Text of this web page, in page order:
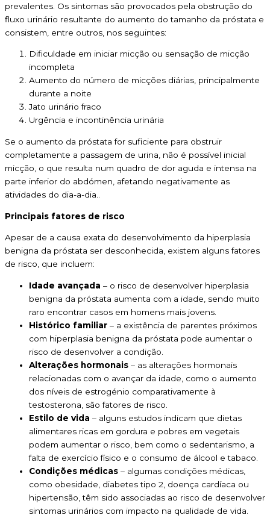
prevalentes. Os sintomas são provocados pela obstrução do
fluxo urinário resultante do aumento do tamanho da próstata e
consistem, entre outros, nos seguintes:
Dificuldade em iniciar micção ou sensação de micção
incompleta
Aumento do número de micções diárias, principalmente
durante a noite
Jato urinário fraco
Urgência e incontinência urinária
Se o aumento da próstata for suficiente para obstruir
completamente a passagem de urina, não é possível inicial
micção, o que resulta num quadro de dor aguda e intensa na
parte inferior do abdómen, afetando negativamente as
atividades do dia-a-dia..
Principais fatores de risco
Apesar de a causa exata do desenvolvimento da hiperplasia
benigna da próstata ser desconhecida, existem alguns fatores
de risco, que incluem:
Idade avançada – o risco de desenvolver hiperplasia
benigna da próstata aumenta com a idade, sendo muito
raro encontrar casos em homens mais jovens.
Histórico familiar – a existência de parentes próximos
com hiperplasia benigna da próstata pode aumentar o
risco de desenvolver a condição.
Alterações hormonais – as alterações hormonais
relacionadas com o avançar da idade, como o aumento
dos níveis de estrogénio comparativamente à
testosterona, são fatores de risco.
Estilo de vida – alguns estudos indicam que dietas
alimentares ricas em gordura e pobres em vegetais
podem aumentar o risco, bem como o sedentarismo, a
falta de exercício físico e o consumo de álcool e tabaco.
Condições médicas – algumas condições médicas,
como obesidade, diabetes tipo 2, doença cardíaca ou
hipertensão, têm sido associadas ao risco de desenvolver
sintomas urinários com impacto na qualidade de vida.